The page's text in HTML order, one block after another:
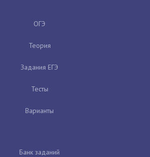
ОГЭ
Теория
Задания ЕГЭ
Тесты
Варианты
Банк заданий